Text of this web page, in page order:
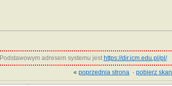
Podstawowym adresem systemu jest https://dir.icm.edu.pl/pl/.
«poprzednia strona ·pobierz skan